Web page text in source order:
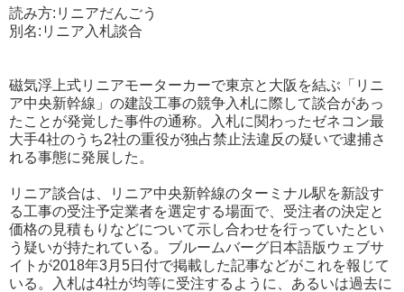
読み方:リニアだんごう
別名:リニア入札談合
磁気浮上式リニアモーターカーで東京と大阪を結ぶ「リニ
ア中央新幹線」の建設工事の競争入札に際して談合があっ
たことが発覚した事件の通称。入札に関わったゼネコン最
大手4社のうち2社の重役が独占禁止法違反の疑いで逮捕さ
れる事態に発展した。
リニア談合は、リニア中央新幹線のターミナル駅を新設す
る工事の受注予定業者を選定する場面で、受注者の決定と
価格の見積もりなどについて示し合わせを行っていたとい
う疑いが持たれている。ブルームバーグ日本語版ウェブサ
イトが2018年3月5日付で掲載した記事などがこれを報じて
いる。入札は4社が均等に受注するように、あるいは過去に